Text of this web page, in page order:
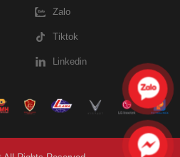
Zalo
Tiktok
Linkedin